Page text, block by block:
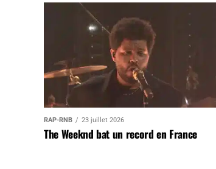
RAP-RNB 23 juillet 2026
The Weeknd bat un record en France